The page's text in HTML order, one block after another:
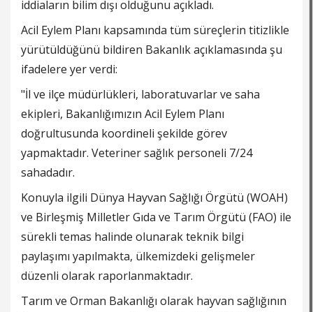
iddiaların bilim dışı olduğunu açıkladı.
Acil Eylem Planı kapsamında tüm süreçlerin titizlikle
yürütüldüğünü bildiren Bakanlık açıklamasında şu
ifadelere yer verdi:
"İl ve ilçe müdürlükleri, laboratuvarlar ve saha
ekipleri, Bakanlığımızın Acil Eylem Planı
doğrultusunda koordineli şekilde görev
yapmaktadır. Veteriner sağlık personeli 7/24
sahadadır.
Konuyla ilgili Dünya Hayvan Sağlığı Örgütü (WOAH)
ve Birleşmiş Milletler Gıda ve Tarım Örgütü (FAO) ile
sürekli temas halinde olunarak teknik bilgi
paylaşımı yapılmakta, ülkemizdeki gelişmeler
düzenli olarak raporlanmaktadır.
Tarım ve Orman Bakanlığı olarak hayvan sağlığının